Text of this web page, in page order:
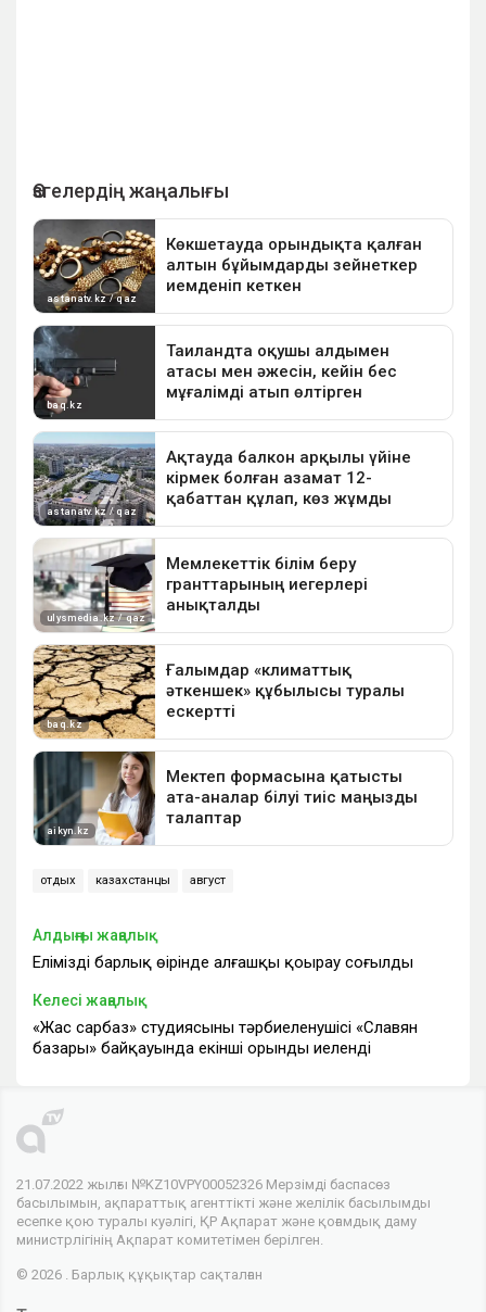
отдых казахстанцы август
Алдыңғы жаңалық
Еліміздің барлық өңірінде алғашқы қоңырау соғылды
Келесі жаңалық
«Жас сарбаз» студиясының тәрбиеленушісі «Славян
базары» байқауында екінші орынды иеленді
21.07.2022 жылғы №KZ10VPY00052326 Мерзімді баспасөз
басылымын, ақпараттық агенттікті және желілік басылымды
есепке қою туралы куәлігі, ҚР Ақпарат және қоғамдық даму
министрлігінің Ақпарат комитетімен берілген.
© 2026 . Барлық құқықтар сақталған